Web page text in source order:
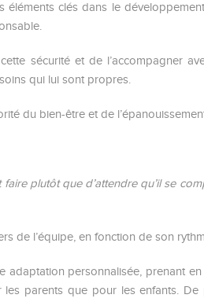
éléments clés dans le
sécurité et de l’accompagner
qui lui sont propres.
du bien-être et de
plutôt que d’attendre qu’il se
de l’équipe, en fonction de son
adaptation personnalisée, prenant
parents que pour les enfants.